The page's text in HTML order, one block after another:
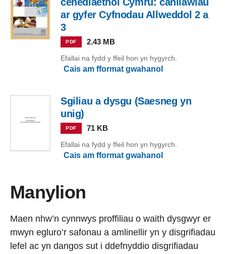
ar gyfer Cyfnodau Allweddol 2 a
3
PDF 2.43 MB
Efallai na fydd y ffeil hon yn hygyrch.
Cais am fformat gwahanol
Sgiliau a dysgu (Saesneg yn
unig)
PDF 71 KB
Efallai na fydd y ffeil hon yn hygyrch.
Cais am fformat gwahanol
Manylion
Maen nhw’n cynnwys proffiliau o waith dysgwyr er
mwyn egluro’r safonau a amlinellir yn y disgrifiadau
lefel ac yn dangos sut i ddefnyddio disgrifiadau